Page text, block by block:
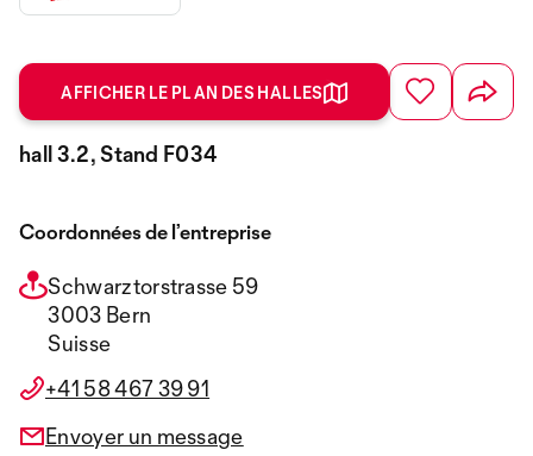
AFFICHER LE PLAN DES HALLES
hall 3.2, Stand F034
Coordonnées de l’entreprise
Schwarztorstrasse 59
3003 Bern
Suisse
+41 58 467 39 91
Envoyer un message